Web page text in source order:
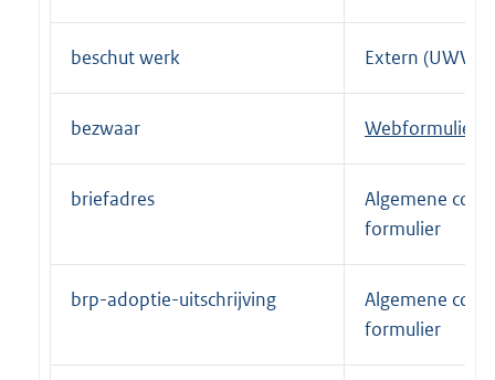
beschut werk Extern (UWV)
bezwaar
E
x
t
e
e
l
i
Webformulier
briefadres
Algemene
formulier
brp-adoptie-uitschrijving
Algemene
formulier